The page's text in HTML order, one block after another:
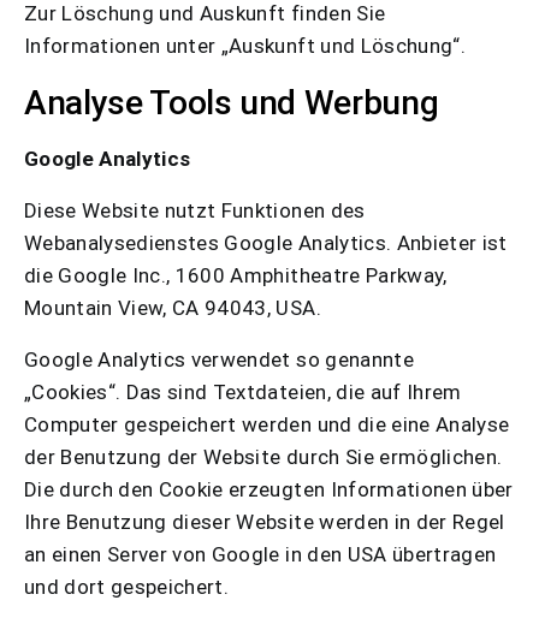
Zur Löschung und Auskunft finden Sie
Informationen unter „Auskunft und Löschung“.
Analyse Tools und Werbung
Google Analytics
Diese Website nutzt Funktionen des
Webanalysedienstes Google Analytics. Anbieter ist
die Google Inc., 1600 Amphitheatre Parkway,
Mountain View, CA 94043, USA.
Google Analytics verwendet so genannte
„Cookies“. Das sind Textdateien, die auf Ihrem
Computer gespeichert werden und die eine Analyse
der Benutzung der Website durch Sie ermöglichen.
Die durch den Cookie erzeugten Informationen über
Ihre Benutzung dieser Website werden in der Regel
an einen Server von Google in den USA übertragen
und dort gespeichert.